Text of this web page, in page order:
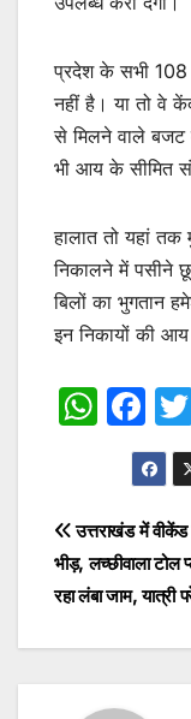
प्रदेश के सभी 108
नहीं है। या तो वे
से मिलने वाले
भी आय के सीमित
हालात तो यहां
निकालने में पसीने
बिलों का भुगतान
इन निकायों की
W
s
A
p
p
F
a
c
e
b
o
o
Post
उत्तराखंड में वीकेंड
भीड़, लच्छीवाला टोल
रहा लंबा जाम, यात्री